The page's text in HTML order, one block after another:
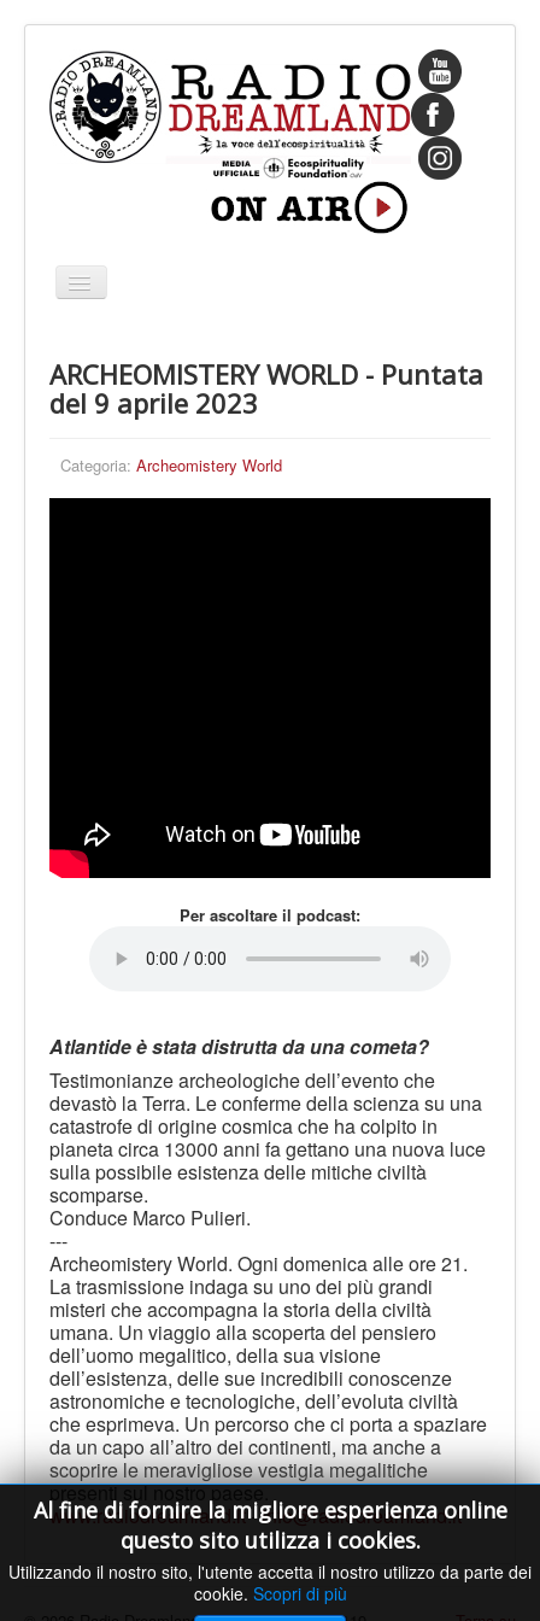
Cambia
navigazione
CHI SIAMO
IL FONDATORE
PROGRAMMI
PALINSESTO
ARCHEOMISTERY WORLD - Puntata
del 9 aprile 2023
Categoria: Archeomistery World
Per ascoltare il podcast:
Atlantide è stata distrutta da una cometa?
Testimonianze archeologiche dell’evento che
devastò la Terra. Le conferme della scienza su una
catastrofe di origine cosmica che ha colpito in
pianeta circa 13000 anni fa gettano una nuova luce
sulla possibile esistenza delle mitiche civiltà
scomparse.
Conduce Marco Pulieri.
---
Archeomistery World. Ogni domenica alle ore 21.
La trasmissione indaga su uno dei più grandi
misteri che accompagna la storia della civiltà
umana. Un viaggio alla scoperta del pensiero
dell’uomo megalitico, della sua visione
dell’esistenza, delle sue incredibili conoscenze
astronomiche e tecnologiche, dell’evoluta civiltà
che esprimeva. Un percorso che ci porta a spaziare
da un capo all’altro dei continenti, ma anche a
scoprire le meravigliose vestigia megalitiche
presenti sul nostro paese.
www.radiodreamland.it-info@radiodreamland.it
Al fine di fornire la migliore esperienza online
questo sito utilizza i cookies.
Utilizzando il nostro sito, l'utente accetta il nostro utilizzo da parte dei
cookie. Scopri di più